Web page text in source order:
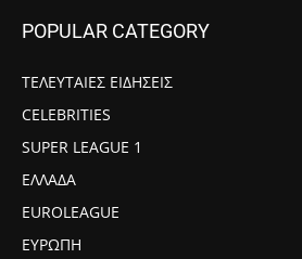
POPULAR CATEGORY
ΤΕΛΕΥΤΑΙΕΣ ΕΙΔΗΣΕΙΣ
CELEBRITIES
SUPER LEAGUE 1
ΕΛΛΑΔΑ
EUROLEAGUE
ΕΥΡΩΠΗ